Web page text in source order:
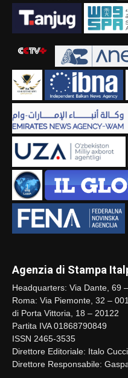
Agenzia di Stampa
Headquarters: Via Dante, 69
Roma: Via Piemonte, 32 –
di Porta Vittoria, 18 – 20122
Partita IVA 01868790849
ISSN 2465-3535
Direttore Editoriale: Italo Cucci
Direttore Responsabile: